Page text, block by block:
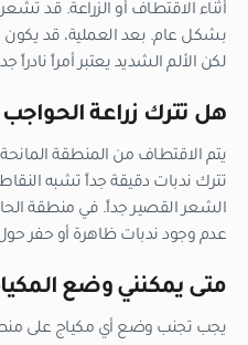
أثناء الاقتطاف أو الزراعة. قد
بشكل عام. بعد العملية، قد
لكن الألم الشديد يعتبر أمراً نادراً
هل تترك زراعة
تترك ندبات دقيقة جداً تشبه
عدم وجود ندبات ظاهرة أو حفر
متى يمكنني وضع